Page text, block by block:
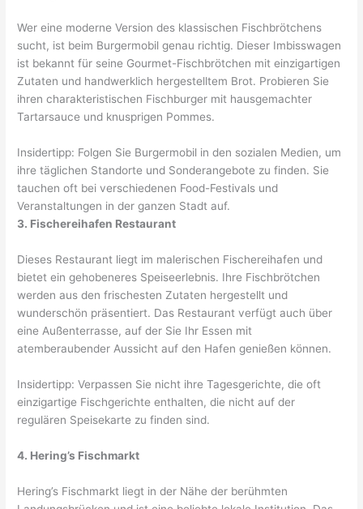
Wer eine moderne Version des klassischen Fischbrötchens
sucht, ist beim Burgermobil genau richtig. Dieser Imbisswagen
ist bekannt für seine Gourmet-Fischbrötchen mit einzigartigen
Zutaten und handwerklich hergestelltem Brot. Probieren Sie
ihren charakteristischen Fischburger mit hausgemachter
Tartarsauce und knusprigen Pommes.
Insidertipp: Folgen Sie Burgermobil in den sozialen Medien, um
ihre täglichen Standorte und Sonderangebote zu finden. Sie
tauchen oft bei verschiedenen Food-Festivals und
Veranstaltungen in der ganzen Stadt auf.
3. Fischereihafen Restaurant
Dieses Restaurant liegt im malerischen Fischereihafen und
bietet ein gehobeneres Speiseerlebnis. Ihre Fischbrötchen
werden aus den frischesten Zutaten hergestellt und
wunderschön präsentiert. Das Restaurant verfügt auch über
eine Außenterrasse, auf der Sie Ihr Essen mit
atemberaubender Aussicht auf den Hafen genießen können.
Insidertipp: Verpassen Sie nicht ihre Tagesgerichte, die oft
einzigartige Fischgerichte enthalten, die nicht auf der
regulären Speisekarte zu finden sind.
4. Hering’s Fischmarkt
Hering’s Fischmarkt liegt in der Nähe der berühmten